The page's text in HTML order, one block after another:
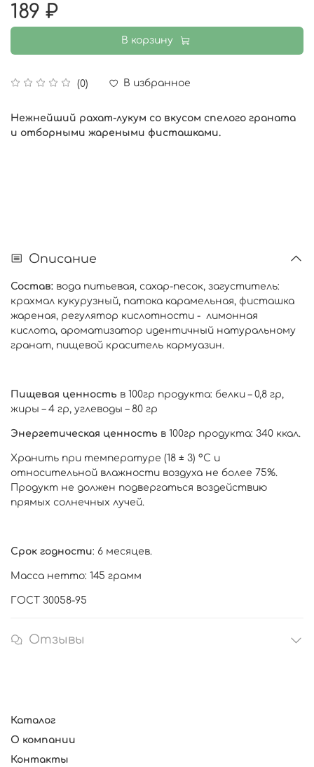
(0) В избранное
189 ₽
В корзину
Нежнейший рахат-лукум со вкусом спелого граната
и отборными жареными фисташками.
Описание
Состав: вода питьевая, сахар-песок, загуститель:
крахмал кукурузный, патока карамельная, фисташка
жареная, регулятор кислотности - лимонная
кислота, ароматизатор идентичный натуральному
гранат, пищевой краситель кармуазин.
Пищевая ценность в 100гр продукта: белки– 0,8 гр,
жиры – 4 гр, углеводы– 80 гр
Энергетическая ценность в 100гр продукта: 340 ккал.
Хранить при температуре (18 ± 3) °С и
относительной влажности воздуха не более 75%.
Продукт не должен подвергаться воздействию
прямых солнечных лучей.
Срок годности: 6 месяцев.
Масса нетто: 145 грамм
ГОСТ 30058-95
Отзывы
Каталог
О компании
Контакты